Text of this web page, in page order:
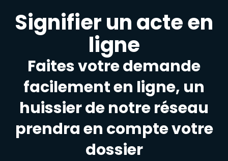
Signifier un acte en
ligne
Faites votre demande
facilement en ligne, un
huissier de notre réseau
prendra en compte votre
dossier